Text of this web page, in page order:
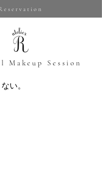
Makeup Session
い。